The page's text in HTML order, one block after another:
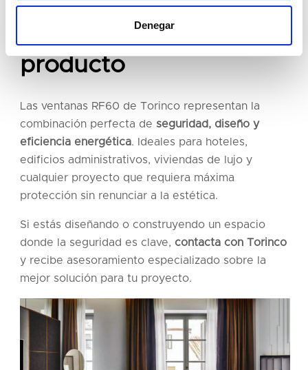
Denegar
Protección, estética y
eficiencia en un solo
producto
Las ventanas RF60 de Torinco representan la
combinación perfecta de seguridad, diseño y
eficiencia energética. Ideales para hoteles,
edificios administrativos, viviendas de lujo y
cualquier proyecto que requiera máxima
protección sin renunciar a la estética.
Si estás diseñando o construyendo un espacio
donde la seguridad es clave, contacta con Torinco
y recibe asesoramiento especializado sobre la
mejor solución para tu proyecto.